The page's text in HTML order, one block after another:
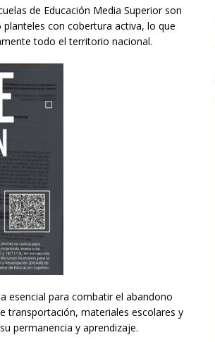
de Educación Media Superior son
con cobertura activa, lo que
todo el territorio nacional.
esencial para combatir el abandono
transportación, materiales escolares y
permanencia y aprendizaje.